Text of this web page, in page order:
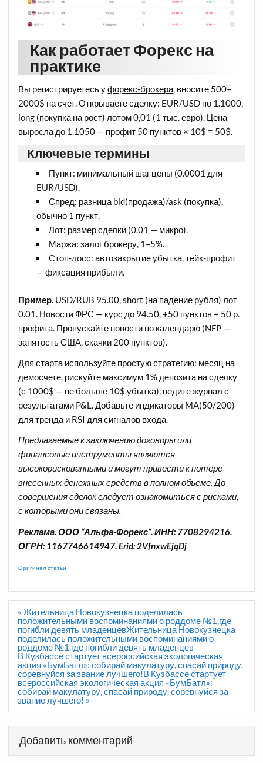
Как работает Форекс на
практике
Вы регистрируетесь уфорекс-брокера, вносите 500–
2000$ на счет. Открываете сделку: EUR/USD по 1.1000,
long (покупка на рост) лотом 0,01 (1 тыс. евро). Цена
выросла до 1.1050 — профит 50 пунктов × 10$ = 50$.
Ключевые термины
Пункт: минимальный шаг цены (0.0001 для
EUR/USD).
Спред: разница bid(продажа)/ask (покупка),
обычно 1 пункт.
Лот: размер сделки (0.01 — микро).
Маржа: залог брокеру, 1–5%.
Стоп-лосс: автозакрытие убытка, тейк-профит
— фиксация прибыли.
Пример. USD/RUB 95.00, short (на падение рубля) лот
0.01. Новости ФРС — курс до 94.50, +50 пунктов = 50 р.
профита. Пропускайте новости по календарю (NFP —
занятость США, скачки 200 пунктов).
Для старта используйте простую стратегию: месяц на
демосчете, рискуйте максимум 1% депозита на сделку
(с 1000$ — не больше 10$ убытка), ведите журнал с
результатами P&L. Добавьте индикаторы MA(50/200)
для тренда и RSI для сигналов входа.
Предлагаемые к заключению договоры или
финансовые инструменты являются
высокорискованными и могут привести к потере
внесенных денежных средств в полном объеме. До
совершения сделок следует ознакомиться с рисками,
с которыми они связаны.
Реклама. ООО “Альфа-Форекс”. ИНН: 7708294216.
ОГРН: 1167746614947. Erid: 2VfnxwEjqDj
Оригинал статьи
Навигация
по
записям
« Жительница Новокузнецка поделилась
положительными воспоминаниями о роддоме №1,где
погибли девять младенцевЖительница Новокузнецка
поделилась положительными воспоминаниями о
роддоме №1,где погибли девять младенцев
В Кузбассе стартует всероссийская экологическая
акция «БумБатл»: собирай макулатуру, спасай природу,
соревнуйся за звание лучшего!В Кузбассе стартует
всероссийская экологическая акция «БумБатл»:
собирай макулатуру, спасай природу, соревнуйся за
звание лучшего! »
Добавить комментарий